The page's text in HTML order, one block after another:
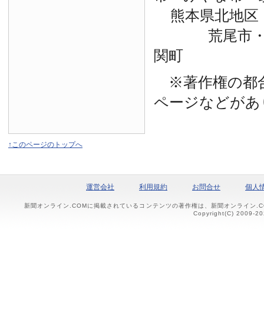
熊本県北地区
荒尾市・玉
関町
※著作権の都
ページなどが
↑このページのトップへ
運営会社 利用規約 お問合せ 個人
新聞オンライン.COMに掲載されているコンテンツの著作権は、新聞オンライン
Copyright(C) 2009-